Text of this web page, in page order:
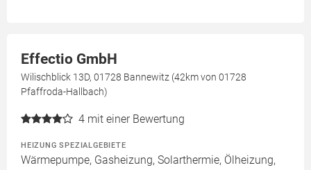
Effectio GmbH
Wilischblick 13D, 01728 Bannewitz (42km von 01728
Pfaffroda-Hallbach)
4 mit einer Bewertung
HEIZUNG SPEZIALGEBIETE
Wärmepumpe, Gasheizung, Solarthermie, Ölheizung,